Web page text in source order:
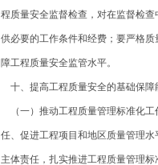
程质量安全监督检查，对在监督检
供必要的工作条件和经费；要严格
障工程质量安全监管水平。
十、提高工程质量安全的基础保障
（一）推动工程质量管理标准化工
任、促进工程项目和地区质量管理
主体责任，扎实推进工程质量管理标